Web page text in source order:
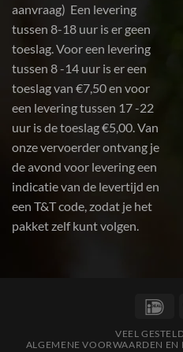
aanvraag) Een levering
tussen 8-18 uur is er geen
toeslag. Voor een levering
tussen 8 -14 uur is er een
toeslag van €7,50 en voor
een levering tussen 17 -22
uur is de toeslag €5,00. Van
onze vervoerder ontvang je
de avond voor levering een
indicatie van de levertijd en
een T&T code, zodat je het
pakket zelf kunt volgen.
VEEL
ALGEMENE VOORWAARDEN EN